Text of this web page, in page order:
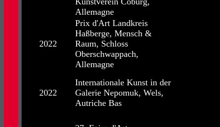
Allemagne
2022
Prix d'Art Landkreis
Haßberge, Mensch &
Raum, Schloss
Oberschwappach,
Allemagne
2022
Internationale Kunst in der
Galerie Nepomuk, Wels,
Autriche Bas